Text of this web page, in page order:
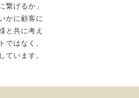
繋げるか」
かに顧客に
と共に考え
ではなく、
ています。